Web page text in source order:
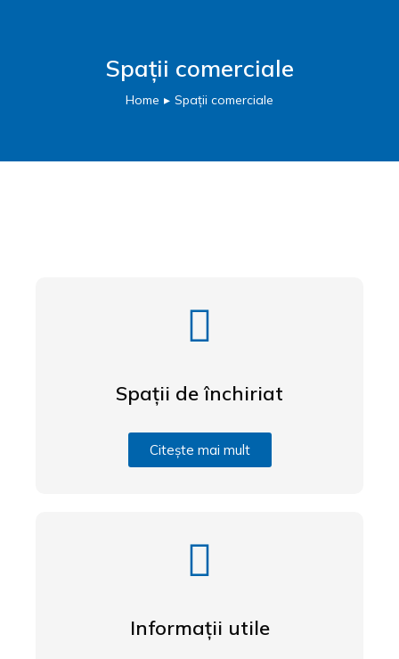
Spații comerciale
Home Spații comerciale
Spații de închiriat
Citește mai mult
Informații utile